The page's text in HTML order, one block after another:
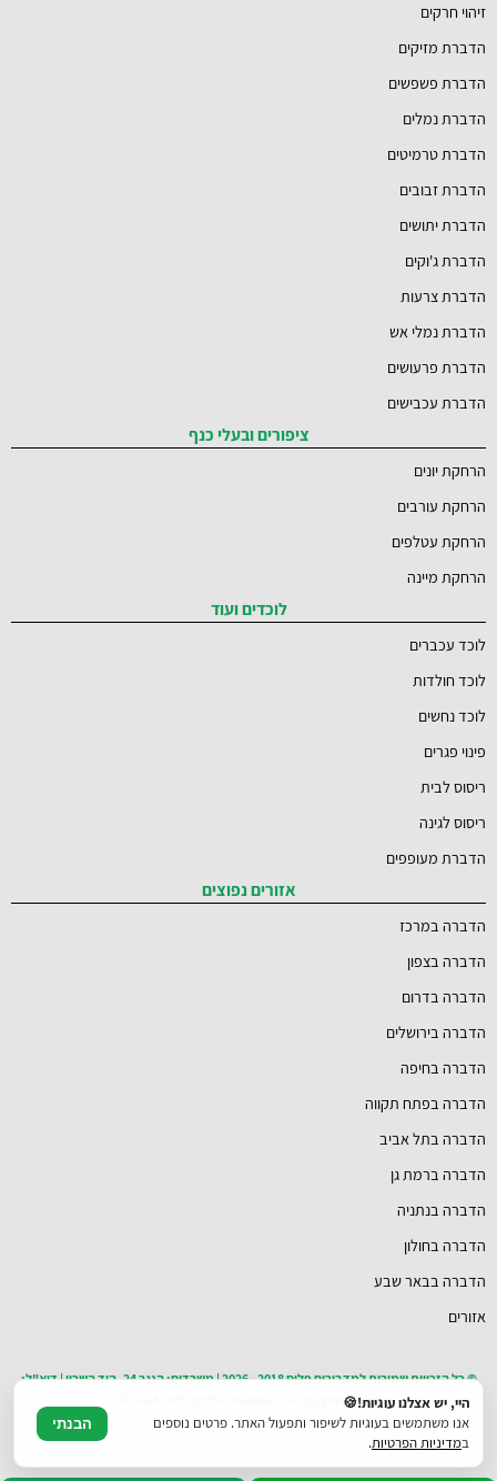
זיהוי חרקים
הדברת מזיקים
הדברת פשפשים
הדברת נמלים
הדברת טרמיטים
הדברת זבובים
הדברת יתושים
הדברת ג'וקים
הדברת צרעות
הדברת נמלי אש
הדברת פרעושים
הדברת עכבישים
ציפורים ובעלי כנף
הרחקת יונים
הרחקת עורבים
הרחקת עטלפים
הרחקת מיינה
לוכדים ועוד
לוכד עכברים
לוכד חולדות
לוכד נחשים
פינוי פגרים
ריסוס לבית
ריסוס לגינה
הדברת מעופפים
אזורים נפוצים
הדברה במרכז
הדברה בצפון
הדברה בדרום
הדברה בירושלים
הדברה בחיפה
הדברה בפתח תקווה
הדברה בתל אביב
הדברה ברמת גן
הדברה בנתניה
הדברה בחולון
הדברה בבאר שבע
אזורים
© כל הזכויות שמורות למדבירים פלוס 2018 - 2026 | משרדים: הנגר 24, הוד השרון | דוא"ל:
Madplus.co.il@gmail.com | טלפון: 077-6051425היי, יש אצלנו עוגיות!🍪
אנו משתמשים בעוגיות לשיפור ותפעול האתר. פרטים נוספים
במדיניות הפרטיות.
הבנתי